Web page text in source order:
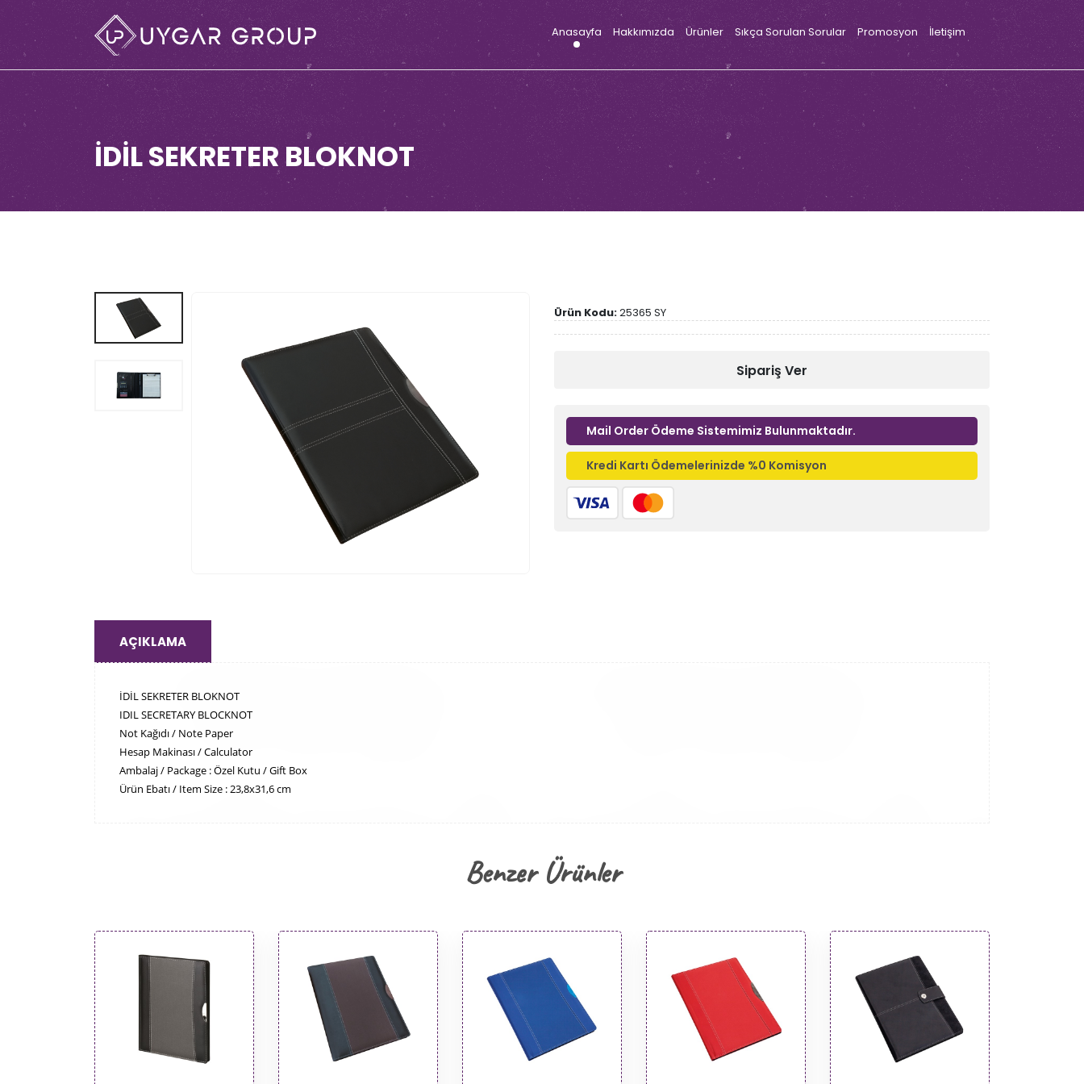
Anasayfa Hakkımızda Ürünler Sıkça Sorulan Sorular Promosyon İletişim
İDİL SEKRETER BLOKNOT
Ürün Kodu:25365 SY
Sipariş Ver
Mail Order Ödeme Sistemimiz Bulunmaktadır.
Kredi Kartı Ödemelerinizde %0 Komisyon
AÇIKLAMA
İDİL SEKRETER BLOKNOT
IDIL SECRETARY BLOCKNOT
Not Kağıdı / Note Paper
Hesap Makinası / Calculator
Ambalaj / Package : Özel Kutu / Gift Box
Ürün Ebatı / Item Size : 23,8x31,6 cm
Benzer Ürünler